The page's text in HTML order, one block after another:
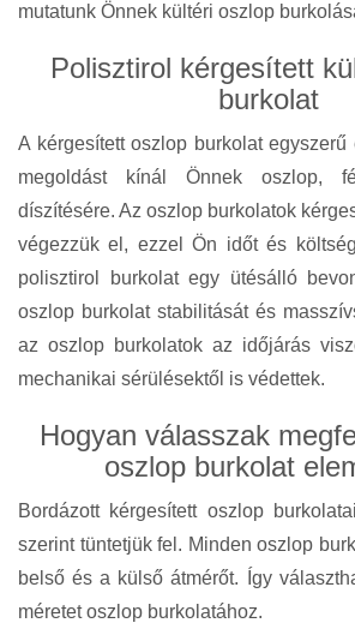
mutatunk Önnek kültéri oszlop
Polisztirol kérgesített
burkolat
A kérgesített oszlop burkolat egyszerű
megoldást kínál Önnek oszlop,
díszítésére. Az oszlop burkolatok
végezzük el, ezzel Ön időt és
polisztirol burkolat egy ütésálló
oszlop burkolat stabilitását és
az oszlop burkolatok az időjárás
mechanikai sérülésektől is védettek.
Hogyan válasszak
oszlop burkolat
Bordázott kérgesített oszlop
szerint tüntetjük fel. Minden oszlop
belső és a külső átmérőt. Így
méretet oszlop burkolatához.